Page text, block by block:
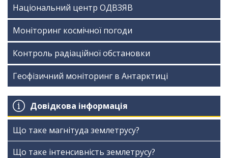
Національний центр ОДВЗЯВ
Моніторинг космічної погоди
Контроль радіаційної обстановки
Геофізичний моніторинг в Антарктиці
Довідкова інформація
Що таке магнітуда землетрусу?
Що таке інтенсивність землетрусу?